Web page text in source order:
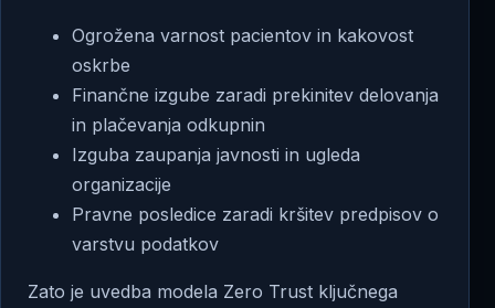
Ogrožena varnost pacientov in kakovost
oskrbe
Finančne izgube zaradi prekinitev delovanja
in plačevanja odkupnin
Izguba zaupanja javnosti in ugleda
organizacije
Pravne posledice zaradi kršitev predpisov o
varstvu podatkov
Zato je uvedba modela Zero Trust ključnega